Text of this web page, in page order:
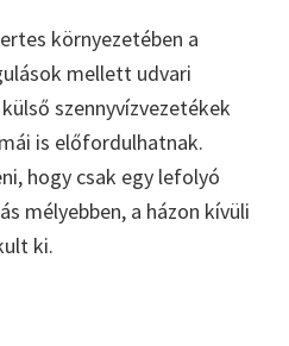
környezetében a
mellett udvari
szennyvízvezetékek
is előfordulhatnak.
hogy csak egy lefolyó
mélyebben, a házon kívüli
ki.